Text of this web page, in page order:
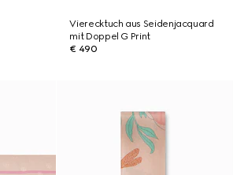
Vierecktuch aus Seidenjacquard
mit Doppel G Print
€ 490